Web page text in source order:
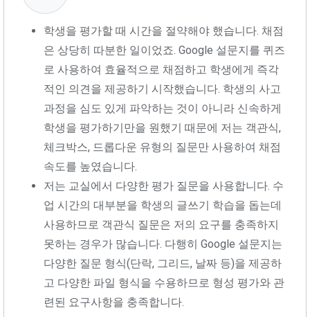
학생을 평가할 때 시간을 절약해야 했습니다. 채점
은 상당히 따분한 일이었죠. Google 설문지를 퀴즈
로 사용하여 효율적으로 채점하고 학생에게 즉각
적인 의견을 제공하기 시작했습니다. 학생의 사고
과정을 심도 있게 파악하는 것이 아니라 신속하게
학생을 평가하기만을 원했기 때문에 저는 객관식,
체크박스, 드롭다운 유형의 질문만 사용하여 채점
속도를 높였습니다.
저는 교실에서 다양한 평가 질문을 사용합니다. 수
업 시간의 대부분을 학생의 글쓰기 학습을 돕는데
사용하므로 객관식 질문은 저의 요구를 충족하지
못하는 경우가 많습니다. 다행히 Google 설문지는
다양한 질문 형식(단락, 그리드, 날짜 등)을 제공하
고 다양한 파일 형식을 수용하므로 형성 평가와 관
련된 요구사항을 충족합니다.